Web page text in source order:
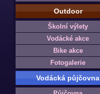
Outdoor
Školní výlety
Vodácké akce
Bike akce
Fotogalerie
Vodácká půjčovna